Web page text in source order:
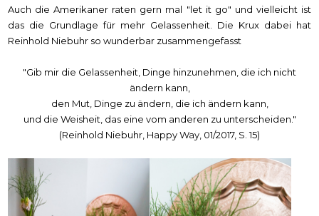
Auch die Amerikaner raten gern mal "let it go" und vielleicht ist
das die Grundlage für mehr Gelassenheit. Die Krux dabei hat
Reinhold Niebuhr so wunderbar zusammengefasst
"Gib mir die Gelassenheit, Dinge hinzunehmen, die ich nicht
ändern kann,
den Mut, Dinge zu ändern, die ich ändern kann,
und die Weisheit, das eine vom anderen zu unterscheiden."
(Reinhold Niebuhr, Happy Way, 01/2017, S. 15)